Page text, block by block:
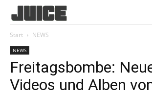
Start NEWS
NEWS
Freitagsbombe:
Videos und Alben